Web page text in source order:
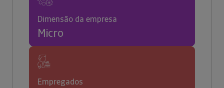
Dimensão da empresa
Micro
Empregados